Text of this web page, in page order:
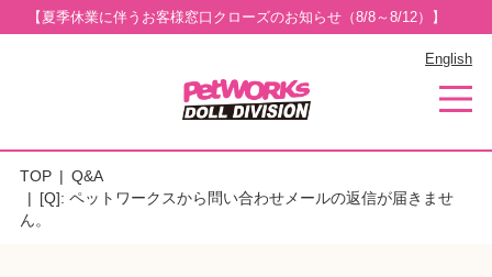
【夏季休業に伴うお客様窓口クローズのお知らせ（8/8～8/12）】
English
TOP
Q&A
[Q]: ペットワークスから問い合わせメールの返信が届きませ
ん。